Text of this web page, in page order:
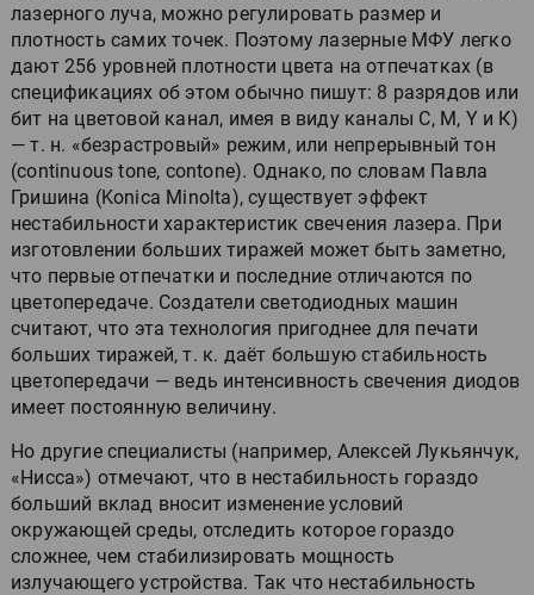
лазерного луча, можно регулировать размер и
плотность самих точек. Поэтому лазерные МФУ легко
дают 256 уровней плотности цвета на отпечатках (в
спецификациях об этом обычно пишут: 8 разрядов или
бит на цветовой канал, имея в виду каналы C, M, Y и К)
— т. н. «безрастровый» режим, или непрерывный тон
(continuous tone, contone). Однако, по словам Павла
Гришина (Konica Minolta), существует эффект
нестабильности характеристик свечения лазера. При
изготовлении больших тиражей может быть заметно,
что первые отпечатки и последние отличаются по
цветопередаче. Создатели светодиодных машин
считают, что эта технология пригоднее для печати
больших тиражей, т. к. даёт большую стабильность
цветопередачи — ведь интенсивность свечения диодов
имеет постоянную величину.
Но другие специалисты (например, Алексей Лукьянчук,
«Нисса») отмечают, что в нестабильность гораздо
больший вклад вносит изменение условий
окружающей среды, отследить которое гораздо
сложнее, чем стабилизировать мощность
излучающего устройства. Так что нестабильность